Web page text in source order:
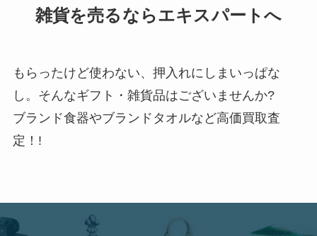
雑貨を売るならエキスパートへ
もらったけど使わない、押入れにしまいっぱな
し。そんなギフト・雑貨品はございませんか?
ブランド食器やブランドタオルなど高価買取査
定！!